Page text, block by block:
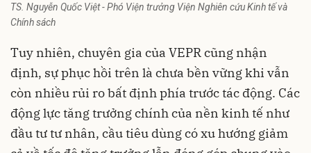
TS. Nguyễn Quốc Việt - Phó Viện trưởng Viện Nghiên cứu Kinh tế và
Chính sách
Tuy nhiên, chuyên gia của VEPR cũng nhận
định, sự phục hồi trên là chưa bền vững khi vẫn
còn nhiều rủi ro bất định phía trước tác động. Các
động lực tăng trưởng chính của nền kinh tế như
đầu tư tư nhân, cầu tiêu dùng có xu hướng giảm